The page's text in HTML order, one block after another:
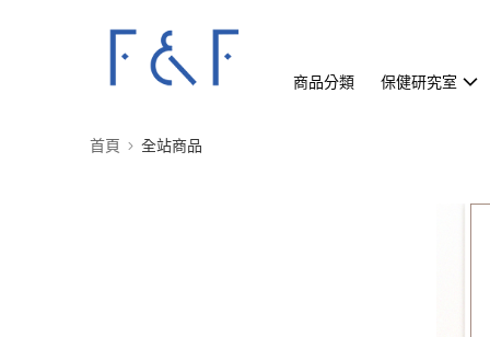
商品分類 保健研究室
首頁 全站商品